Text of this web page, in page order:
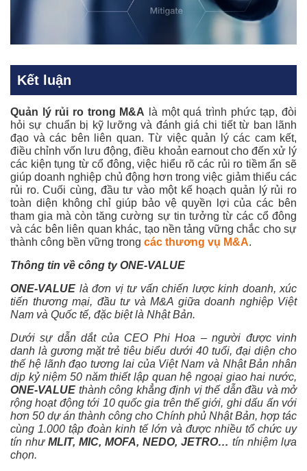
Kết luận
Quản lý rủi ro trong M&A là một quá trình phức tạp, đòi
hỏi sự chuẩn bị kỹ lưỡng và đánh giá chi tiết từ ban lãnh
đạo và các bên liên quan. Từ việc quản lý các cam kết,
điều chỉnh vốn lưu động, điều khoản earnout cho đến xử lý
các kiện tụng từ cổ đông, việc hiểu rõ các rủi ro tiềm ẩn sẽ
giúp doanh nghiệp chủ động hơn trong việc giảm thiểu các
rủi ro. Cuối cùng, đầu tư vào một kế hoạch quản lý rủi ro
toàn diện không chỉ giúp bảo vệ quyền lợi của các bên
tham gia mà còn tăng cường sự tin tưởng từ các cổ đông
và các bên liên quan khác, tạo nền tảng vững chắc cho sự
thành công bền vững trong các thương vụ M&A.
Thông tin về công ty ONE-VALUE
ONE-VALUE là đơn vị tư vấn chiến lược kinh doanh, xúc
tiến thương mại, đầu tư và M&A giữa doanh nghiệp Việt
Nam và Quốc tế, đặc biệt là Nhật Bản.
Dưới sự dẫn dắt của CEO Phi Hoa – người được vinh
danh là gương mặt trẻ tiêu biểu dưới 40 tuổi, đại diện cho
thế hệ lãnh đạo tương lai của Việt Nam và Nhật Bản nhân
dịp kỷ niệm 50 năm thiết lập quan hệ ngoại giao hai nước,
ONE-VALUE thành công khẳng định vị thế dẫn đầu và mở
rộng hoạt động tới 10 quốc gia trên thế giới, ghi dấu ấn với
hơn 50 dự án thành công cho Chính phủ Nhật Bản, hợp tác
cùng 1.000 tập đoàn kinh tế lớn và được nhiều tổ chức uy
tín như MLIT, MIC, MOFA, NEDO, JETRO… tín nhiệm lựa
chọn.